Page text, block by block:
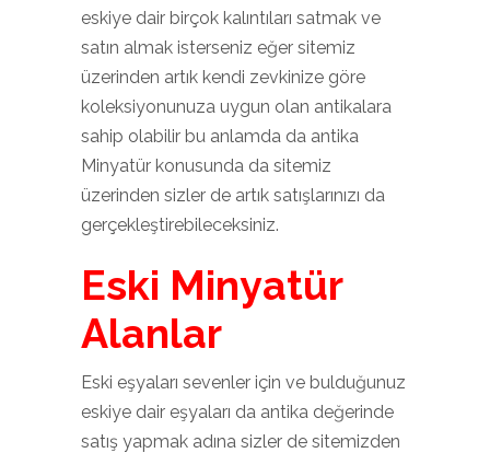
eskiye dair birçok kalıntıları satmak ve
satın almak isterseniz eğer sitemiz
üzerinden artık kendi zevkinize göre
koleksiyonunuza uygun olan antikalara
sahip olabilir bu anlamda da antika
Minyatür konusunda da sitemiz
üzerinden sizler de artık satışlarınızı da
gerçekleştirebileceksiniz.
Eski Minyatür
Alanlar
Eski eşyaları sevenler için ve bulduğunuz
eskiye dair eşyaları da antika değerinde
satış yapmak adına sizler de sitemizden